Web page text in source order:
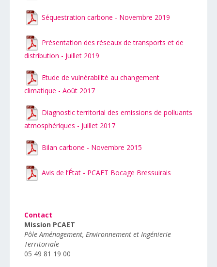
Séquestration carbone - Novembre 2019
Présentation des réseaux de transports et de
distribution - Juillet 2019
Etude de vulnérabilité au changement
climatique - Août 2017
Diagnostic territorial des emissions de polluants
atmosphériques - Juillet 2017
Bilan carbone - Novembre 2015
Avis de l’État - PCAET Bocage Bressuirais
Contact
Mission PCAET
Pôle Aménagement, Environnement et Ingénierie
Territoriale
05 49 81 19 00